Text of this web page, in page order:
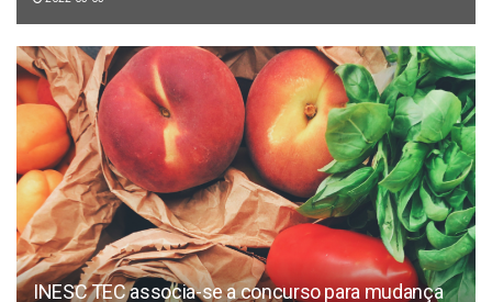
INESC TEC associa-se a concurso para mudança